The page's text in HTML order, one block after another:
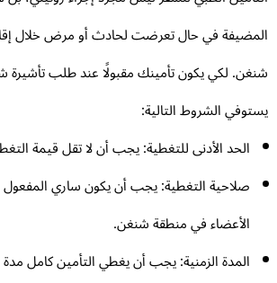
في حال تعرضت لحادث أو مرض خلال
لكي يكون تأمينك مقبولًا عند طلب تأشيرة
الشروط التالية:
الحد الأدنى للتغطية: يجب أن لا تقل قيمة التغطية عن 30,000
صلاحية التغطية: يجب أن يكون ساري المفعول
الأعضاء في منطقة شنغن.
المدة الزمنية: يجب أن يغطي التأمين كامل مدة